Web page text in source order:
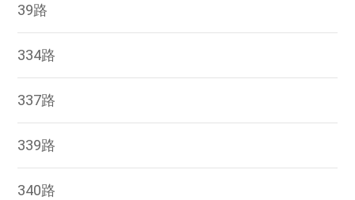
39路
334路
337路
339路
340路